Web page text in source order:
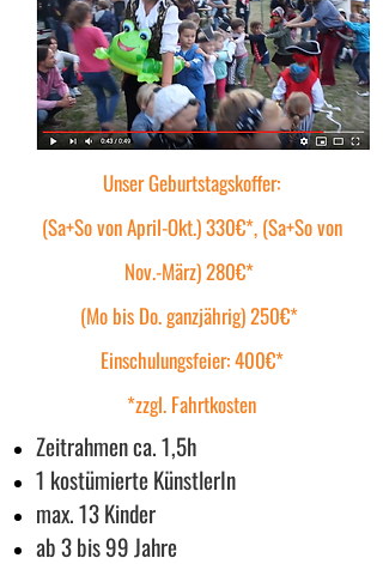
Unser Geburtstagskoffer:
(Sa+So von April-Okt.) 330€*, (Sa+So von
Nov.-März) 280€*
(Mo bis Do. ganzjährig) 250€*
Einschulungsfeier: 400€*
*zzgl. Fahrtkosten
Zeitrahmen ca. 1,5h
1 kostümierte KünstlerIn
max. 13 Kinder
ab 3 bis 99 Jahre